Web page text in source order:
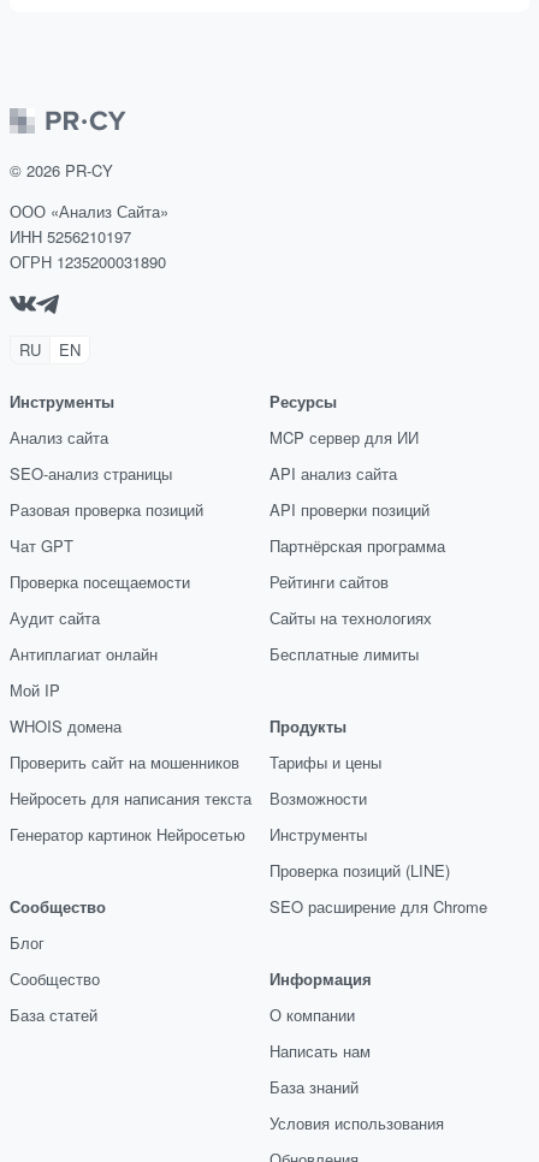
© 2026 PR-CY
ООО «Анализ Сайта»
ИНН 5256210197
ОГРН 1235200031890
RU EN
Инструменты
Анализ сайта
SEO-анализ страницы
Разовая проверка позиций
Чат GPT
Проверка посещаемости
Аудит сайта
Антиплагиат онлайн
Мой IP
WHOIS домена
Проверить сайт на мошенников
Нейросеть для написания текста
Генератор картинок Нейросетью
Сообщество
Блог
Сообщество
База статей
Ресурсы
MCP сервер для ИИ
API анализ сайта
API проверки позиций
Партнёрская программа
Рейтинги сайтов
Сайты на технологиях
Бесплатные лимиты
Продукты
Тарифы и цены
Возможности
Инструменты
Проверка позиций (LINE)
SEO расширение для Chrome
Информация
О компании
Написать нам
База знаний
Условия использования